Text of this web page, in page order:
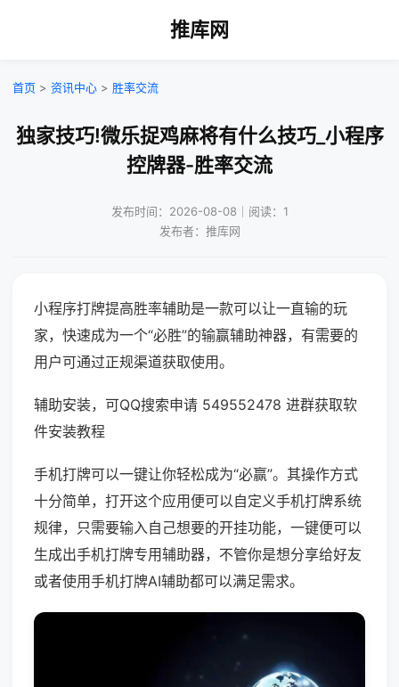
推库网
首页 > 资讯中心 > 胜率交流
独家技巧!微乐捉鸡麻将有什么技巧_小程序
控牌器-胜率交流
发布时间：2026-08-08｜阅读：1
发布者：推库网
小程序打牌提高胜率辅助是一款可以让一直输的玩
家，快速成为一个“必胜”的输赢辅助神器，有需要的
用户可通过正规渠道获取使用。
辅助安装，可QQ搜索申请 549552478 进群获取软
件安装教程
手机打牌可以一键让你轻松成为“必赢”。其操作方式
十分简单，打开这个应用便可以自定义手机打牌系统
规律，只需要输入自己想要的开挂功能，一键便可以
生成出手机打牌专用辅助器，不管你是想分享给好友
或者使用手机打牌AI辅助都可以满足需求。